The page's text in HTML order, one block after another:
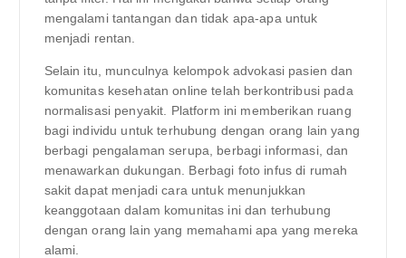
mengalami tantangan dan tidak apa-apa untuk
menjadi rentan.
Selain itu, munculnya kelompok advokasi pasien dan
komunitas kesehatan online telah berkontribusi pada
normalisasi penyakit. Platform ini memberikan ruang
bagi individu untuk terhubung dengan orang lain yang
berbagi pengalaman serupa, berbagi informasi, dan
menawarkan dukungan. Berbagi foto infus di rumah
sakit dapat menjadi cara untuk menunjukkan
keanggotaan dalam komunitas ini dan terhubung
dengan orang lain yang memahami apa yang mereka
alami.